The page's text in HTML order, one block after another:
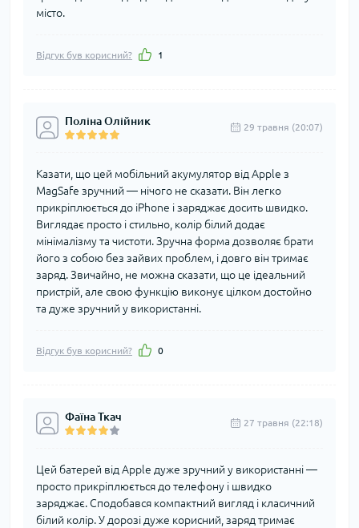
місто.
Відгук був корисний? 1
Поліна Олійник 29 травня (20:07)
Казати, що цей мобільний акумулятор від Apple з
MagSafe зручний — нічого не сказати. Він легко
прикріплюється до iPhone і заряджає досить швидко.
Виглядає просто і стильно, колір білий додає
мінімалізму та чистоти. Зручна форма дозволяє брати
його з собою без зайвих проблем, і довго він тримає
заряд. Звичайно, не можна сказати, що це ідеальний
пристрій, але свою функцію виконує цілком достойно
та дуже зручний у використанні.
Відгук був корисний? 0
Фаїна Ткач 27 травня (22:18)
Цей батерей від Apple дуже зручний у використанні —
просто прикріплюється до телефону і швидко
заряджає. Сподобався компактний вигляд і класичний
білий колір. У дорозі дуже корисний, заряд тримає